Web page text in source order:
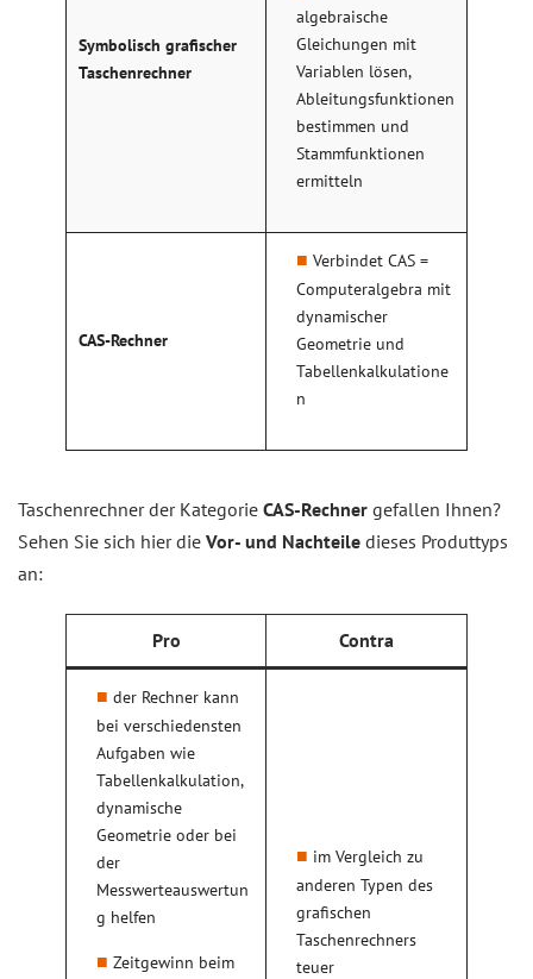
Symbolisch grafischer
Taschenrechner
algebraische
Gleichungen mit
Variablen lösen,
Ableitungsfunktionen
bestimmen und
Stammfunktionen
ermitteln
CAS-Rechner
Verbindet CAS =
Computeralgebra mit
dynamischer
Geometrie und
Tabellenkalkulatione
n
Taschenrechner der Kategorie CAS-Rechner gefallen Ihnen?
Sehen Sie sich hier die Vor- und Nachteile dieses Produttyps
an:
Pro Contra
der Rechner kann
bei verschiedensten
Aufgaben wie
Tabellenkalkulation,
dynamische
Geometrie oder bei
der
Messwerteauswertun
g helfen
Zeitgewinn beim
im Vergleich zu
anderen Typen des
grafischen
Taschenrechners
teuer